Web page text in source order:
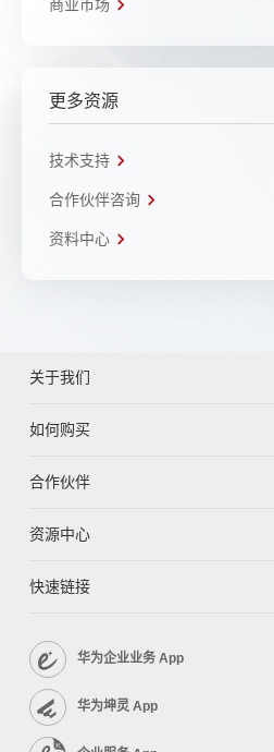
商业市场
更多资源
技术支持
合作伙伴咨询
资料中心
关于我们
如何购买
合作伙伴
资源中心
快速链接
华为企业业务 App
华为坤灵 App